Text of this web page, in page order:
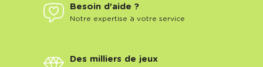
Besoin d'aide ?
Notre expertise à votre service
Des milliers de jeux